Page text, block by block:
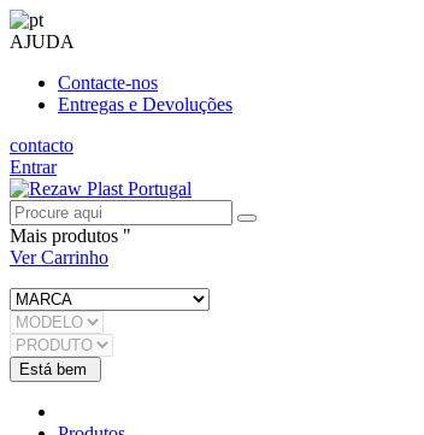
AJUDA
Contacte-nos
Entregas e Devoluções
contacto
Entrar
Mais produtos "
Ver Carrinho